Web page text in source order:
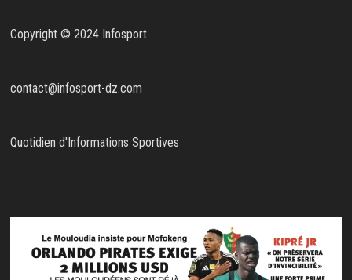
Copyright © 2024 Infosport
contact@infosport-dz.com
Quotidien d'Informations Sportives